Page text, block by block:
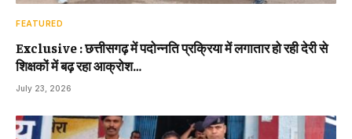
FEATURED
Exclusive : छत्तीसगढ़ में पदोन्नति प्रक्रिया में लगातार हो रही देरी से
शिक्षकों में बढ़ रहा आक्रोश…
July 23, 2026